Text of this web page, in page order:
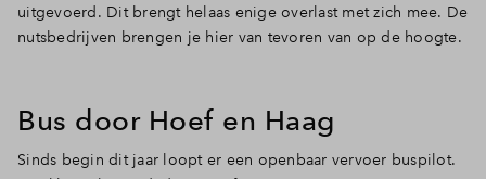
uitgevoerd. Dit brengt helaas enige overlast met zich mee. De
nutsbedrijven brengen je hier van tevoren van op de hoogte.
Bus door Hoef en Haag
Sinds begin dit jaar loopt er een openbaar vervoer buspilot.